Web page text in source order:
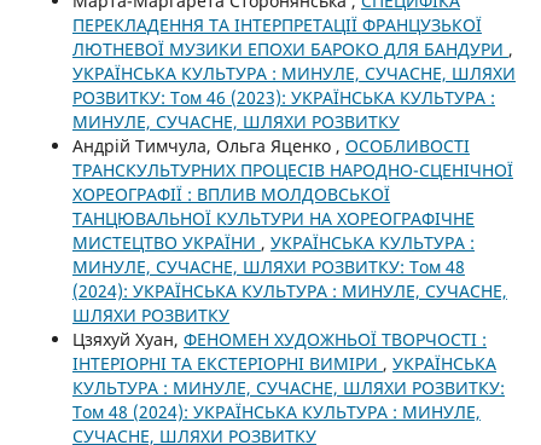
ПЕРЕКЛАДЕННЯ ТА ІНТЕРПРЕТАЦІЇ ФРАНЦУЗЬКОЇ
ЛЮТНЕВОЇ МУЗИКИ ЕПОХИ БАРОКО ДЛЯ БАНДУРИ ,
УКРАЇНСЬКА КУЛЬТУРА : МИНУЛЕ, СУЧАСНЕ, ШЛЯХИ
РОЗВИТКУ: Том 46 (2023): УКРАЇНСЬКА КУЛЬТУРА :
МИНУЛЕ, СУЧАСНЕ, ШЛЯХИ РОЗВИТКУ
Андрій Тимчула, Ольга Яценко , ОСОБЛИВОСТІ
ТРАНСКУЛЬТУРНИХ ПРОЦЕСІВ НАРОДНО-СЦЕНІЧНОЇ
ХОРЕОГРАФІЇ : ВПЛИВ МОЛДОВСЬКОЇ
ТАНЦЮВАЛЬНОЇ КУЛЬТУРИ НА ХОРЕОГРАФІЧНЕ
МИСТЕЦТВО УКРАЇНИ , УКРАЇНСЬКА КУЛЬТУРА :
МИНУЛЕ, СУЧАСНЕ, ШЛЯХИ РОЗВИТКУ: Том 48
(2024): УКРАЇНСЬКА КУЛЬТУРА : МИНУЛЕ, СУЧАСНЕ,
ШЛЯХИ РОЗВИТКУ
Цзяхуй Хуан, ФЕНОМЕН ХУДОЖНЬОЇ ТВОРЧОСТІ :
ІНТЕРІОРНІ ТА ЕКСТЕРІОРНІ ВИМІРИ , УКРАЇНСЬКА
КУЛЬТУРА : МИНУЛЕ, СУЧАСНЕ, ШЛЯХИ РОЗВИТКУ:
Том 48 (2024): УКРАЇНСЬКА КУЛЬТУРА : МИНУЛЕ,
СУЧАСНЕ, ШЛЯХИ РОЗВИТКУ